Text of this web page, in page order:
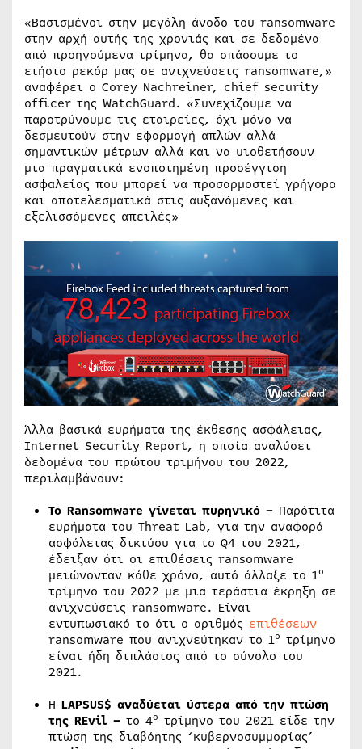
«Βασισμένοι στην μεγάλη άνοδο του ransomware
στην αρχή αυτής της χρονιάς και σε δεδομένα
από προηγούμενα τρίμηνα, θα σπάσουμε το
ετήσιο ρεκόρ μας σε ανιχνεύσεις ransomware,»
αναφέρει ο Corey Nachreiner, chief security
officer της WatchGuard. «Συνεχίζουμε να
παροτρύνουμε τις εταιρείες, όχι μόνο να
δεσμευτούν στην εφαρμογή απλών αλλά
σημαντικών μέτρων αλλά και να υιοθετήσουν
μια πραγματικά ενοποιημένη προσέγγιση
ασφαλείας που μπορεί να προσαρμοστεί γρήγορα
και αποτελεσματικά στις αυξανόμενες και
εξελισσόμενες απειλές»
Άλλα βασικά ευρήματα της έκθεσης ασφάλειας,
Internet Security Report, η οποία αναλύσει
δεδομένα του πρώτου τριμήνου του 2022,
περιλαμβάνουν:
Το Ransomware γίνεται πυρηνικό – Παρότιτα
ευρήματα του Threat Lab, για την αναφορά
ασφάλειας δικτύου για το Q4 του 2021,
έδειξαν ότι οι επιθέσεις ransomware
μειώνονταν κάθε χρόνο, αυτό άλλαξε το 1ο
τρίμηνο του 2022 με μια τεράστια έκρηξη σε
ανιχνεύσεις ransomware. Είναι
εντυπωσιακό το ότι ο αριθμός επιθέσεων
ransomware που ανιχνεύτηκαν το 1ο τρίμηνο
είναι ήδη διπλάσιος από το σύνολο του
2021.
Η LAPSUS$ αναδύεται ύστερα από την πτώση
της REvil – το 4ο τρίμηνο του 2021 είδε την
πτώση της διαβόητης ‘κυβερνοσυμμορίας’